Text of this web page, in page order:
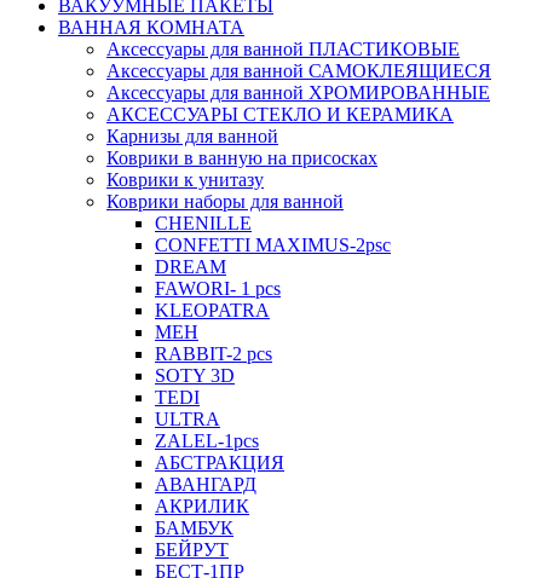
ВАКУУМНЫЕ ПАКЕТЫ
ВАННАЯ КОМНАТА
Аксессуары для ванной ПЛАСТИКОВЫЕ
Аксессуары для ванной САМОКЛЕЯЩИЕСЯ
Аксессуары для ванной ХРОМИРОВАННЫЕ
АКСЕССУАРЫ СТЕКЛО И КЕРАМИКА
Карнизы для ванной
Коврики в ванную на присосках
Коврики к унитазу
Коврики наборы для ванной
CHENILLE
CONFETTI MAXIMUS-2psc
DREAM
FAWORI- 1 pcs
KLEOPATRA
MEH
RABBIT-2 pcs
SOTY 3D
TEDI
ULTRA
ZALEL-1pcs
АБСТРАКЦИЯ
АВАНГАРД
АКРИЛИК
БАМБУК
БЕЙРУТ
БЕСТ-1ПР